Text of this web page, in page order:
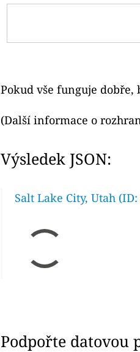
Pokud vše funguje
(Další informace o
Výsledek JSON:
Salt Lake City, Utah
Podpořte